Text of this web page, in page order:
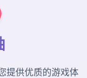
提供优质的游戏体